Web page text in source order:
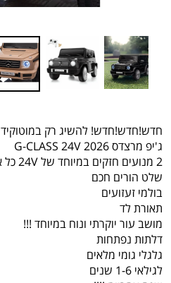
חדש!חדש!חדש! להשיג רק במוטוקיד
ג'יפ מרצדס G-CLASS 24V 2026
2 מנועים חזקים במיוחד של 24V כל אחד מהם
שלט הורים חכם
בולמי זעזועים
תאורת לד
מושב עור יוקרתי ונוח במיוחד !!!
דלתות נפתחות
גלגלי גומי מלאים
לגילאי 1-6 שנים